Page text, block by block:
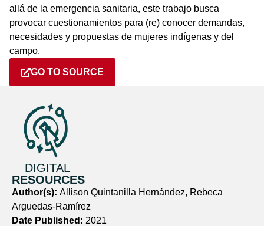
allá de la emergencia sanitaria, este trabajo busca
provocar cuestionamientos para (re) conocer demandas,
necesidades y propuestas de mujeres indígenas y del
campo.
GO TO SOURCE
DIGITAL
RESOURCES
Author(s): Allison Quintanilla Hernández, Rebeca
Arguedas-Ramírez
Date Published: 2021